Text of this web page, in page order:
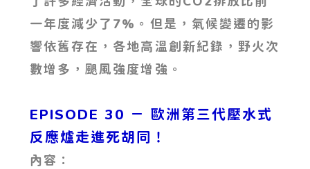
一年度減少了7%。但是，氣候變遷的影
響依舊存在，各地高溫創新紀錄，野火次
數增多，颶風強度增強。
EPISODE 30 － 歐洲第三代壓水式
反應爐走進死胡同！
內容：